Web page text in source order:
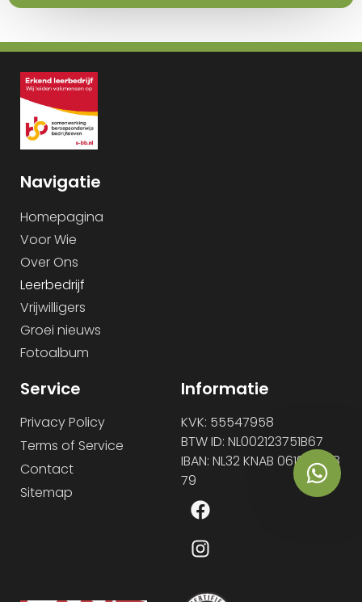
Navigatie
Homepagina
Voor Wie
Over Ons
Leerbedrijf
Vrijwilligers
Groei nieuws
Fotoalbum
Service
Privacy Policy
Terms of Service
Contact
Sitemap
Informatie
KVK: 55547958
BTW ID: NL002123751B67
IBAN: NL32 KNAB 0619 6498
79